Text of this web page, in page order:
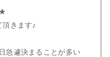
きます♪
急遽決まることが多い